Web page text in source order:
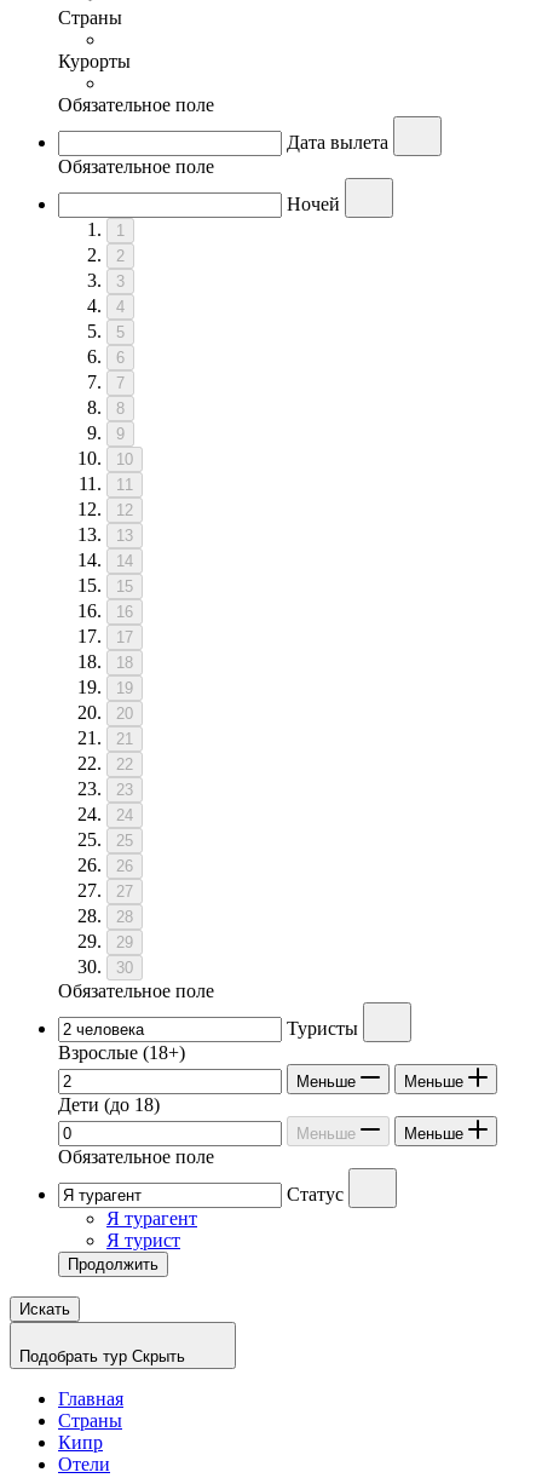
Страны
Курорты
Обязательное поле
Дата вылета
Обязательное поле
Ночей
1
2
3
4
5
6
7
8
9
10
11
12
13
14
15
16
17
18
19
20
21
22
23
24
25
26
27
28
29
30
Обязательное поле
Туристы
Взрослые (18+)
Меньше Меньше
Дети (до 18)
Меньше Меньше
Обязательное поле
Статус
Я турагент
Я турист
Продолжить
Искать
Подобрать тур Скрыть
Главная
Страны
Кипр
Отели